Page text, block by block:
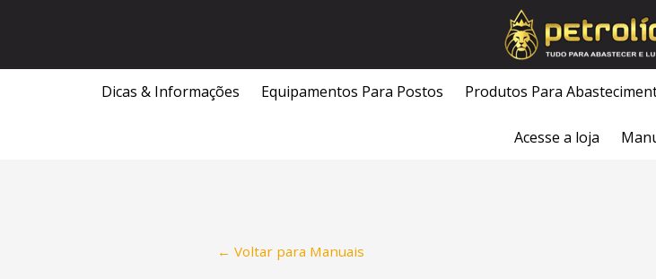
Dicas & Informações
Equipamentos Para Postos Produtos Para
Acesse a loja
← Voltar para Manuais